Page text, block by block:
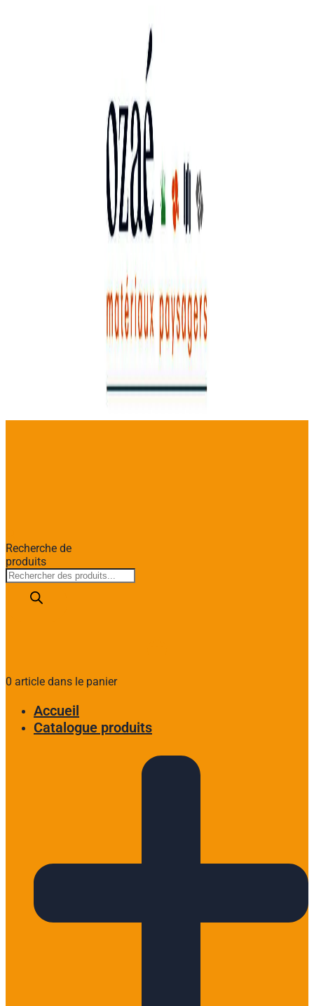
Recherche de
produits
0 article dans le panier
Accueil
Catalogue produits